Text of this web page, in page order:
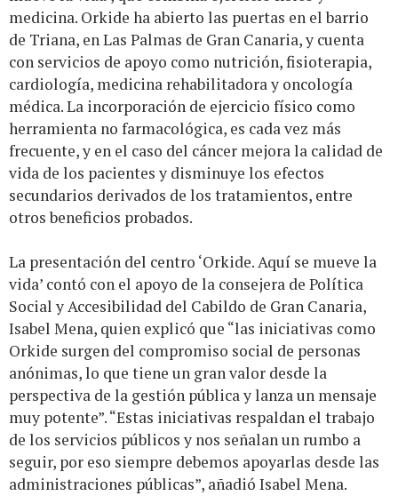
medicina. Orkide ha abierto las puertas en el barrio
de Triana, en Las Palmas de Gran Canaria, y cuenta
con servicios de apoyo como nutrición, fisioterapia,
cardiología, medicina rehabilitadora y oncología
médica. La incorporación de ejercicio físico como
herramienta no farmacológica, es cada vez más
frecuente, y en el caso del cáncer mejora la calidad de
vida de los pacientes y disminuye los efectos
secundarios derivados de los tratamientos, entre
otros beneficios probados.
La presentación del centro ‘Orkide. Aquí se mueve la
vida’ contó con el apoyo de la consejera de Política
Social y Accesibilidad del Cabildo de Gran Canaria,
Isabel Mena, quien explicó que “las iniciativas como
Orkide surgen del compromiso social de personas
anónimas, lo que tiene un gran valor desde la
perspectiva de la gestión pública y lanza un mensaje
muy potente”. “Estas iniciativas respaldan el trabajo
de los servicios públicos y nos señalan un rumbo a
seguir, por eso siempre debemos apoyarlas desde las
administraciones públicas”, añadió Isabel Mena.